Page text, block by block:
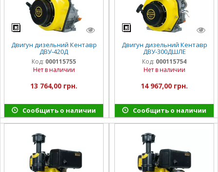
Двигун дизельний Кентавр
ДВУ-420Д
Код: 000115755
Нет в наличии
13 764,00 грн.
Сообщить о наличии
Двигун дизельний Кентавр
ДВУ-300ДШЛЕ
Код: 000115754
Нет в наличии
14 967,00 грн.
Сообщить о наличии